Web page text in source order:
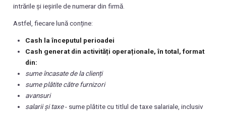
intrările și ieșirile de numerar din firmă.
Astfel, fiecare lună conține:
Cash la începutul perioadei
Cash generat din activități operaționale, în total, format
din:
sume încasate de la clienți
sume plătite către furnizori
avansuri
salarii și taxe- sume plătite cu titlul de taxe salariale, inclusiv